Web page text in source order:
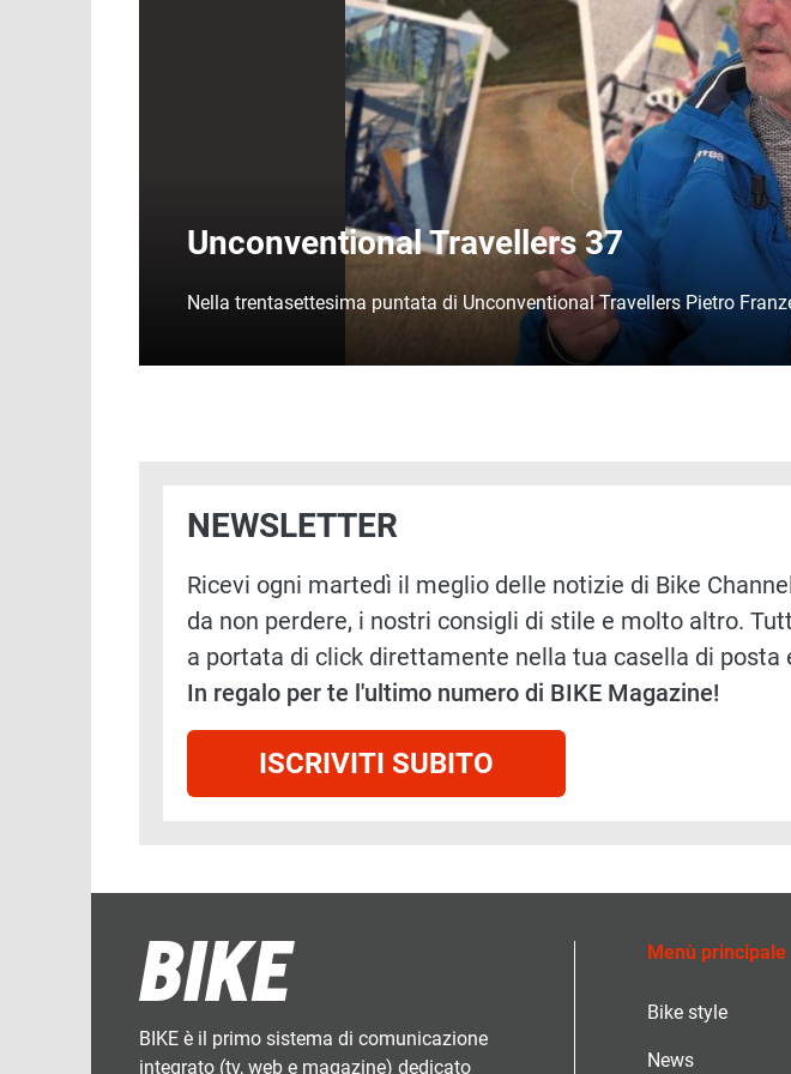
Unconventional Travellers 37
Nella trentasettesima puntata di Unconventional Travellers Pietro
NEWSLETTER
Ricevi ogni martedì il meglio delle notizie di Bike
da non perdere, i nostri consigli di stile e molto altro.
a portata di click direttamente nella tua casella di posta
In regalo per te l'ultimo numero di BIKE Magazine!
ISCRIVITI SUBITO
BIKE è il primo sistema di comunicazione
integrato (tv, web e magazine) dedicato
Menù principale
Bike style
News